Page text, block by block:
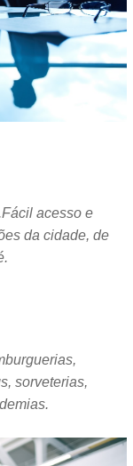
acesso e
da cidade, de
sorveterias,